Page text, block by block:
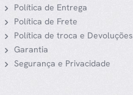
Política de Entrega
Política de Frete
Política de troca e Devoluções
Garantia
Segurança e Privacidade